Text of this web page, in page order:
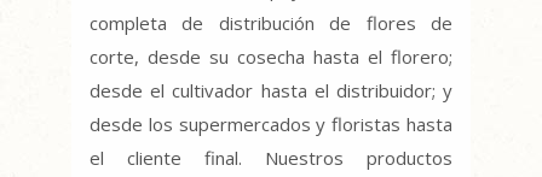
completa de distribución de flores de
corte, desde su cosecha hasta el florero;
desde el cultivador hasta el distribuidor; y
desde los supermercados y floristas hasta
el cliente final. Nuestros productos